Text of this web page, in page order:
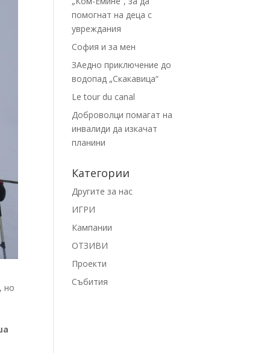
но
помогнат на деца с
увреждания
София и за мен
ЗАедно приключение до
водопад „Скакавица“
Le tour du canal
Доброволци помагат на
инвалиди да изкачат
планини
Категории
Другите за нас
ИГРИ
Кампании
ОТЗИВИ
Проекти
Събития